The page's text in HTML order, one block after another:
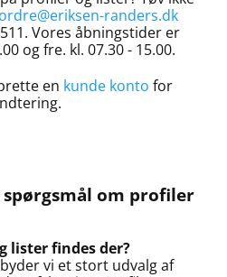
ordre@eriksen-randers.dk
Vores åbningstider er
og fre. kl. 07.30 - 15.00.
en kunde konto for
spørgsmål om profiler
lister findes der?
vi et stort udvalg af